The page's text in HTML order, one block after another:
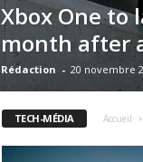
Xbox One to
month after
Rédaction - 20 novembre
TECH-MÉDIA Accueil